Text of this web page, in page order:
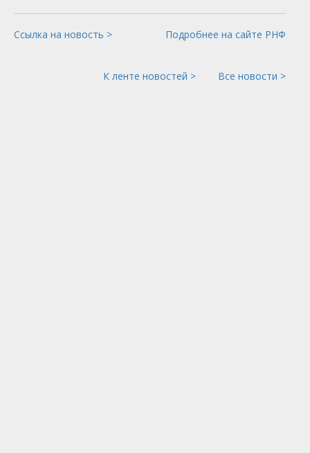
Ссылка на новость > Подробнее на сайте РНФ
К ленте новостей > Все новости >